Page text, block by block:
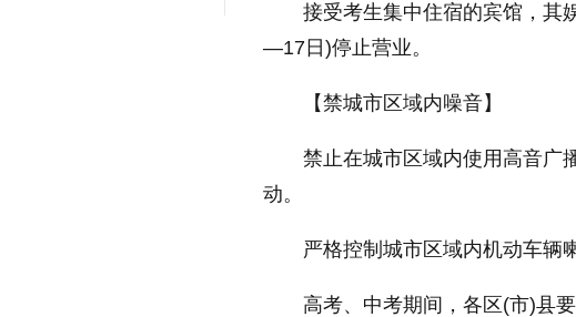
接受考生集中住宿的宾馆，其
—17日)停止营业。
【禁城市区域内噪音】
禁止在城市区域内使用高音广
动。
严格控制城市区域内机动车辆
高考、中考期间，各区(市)县